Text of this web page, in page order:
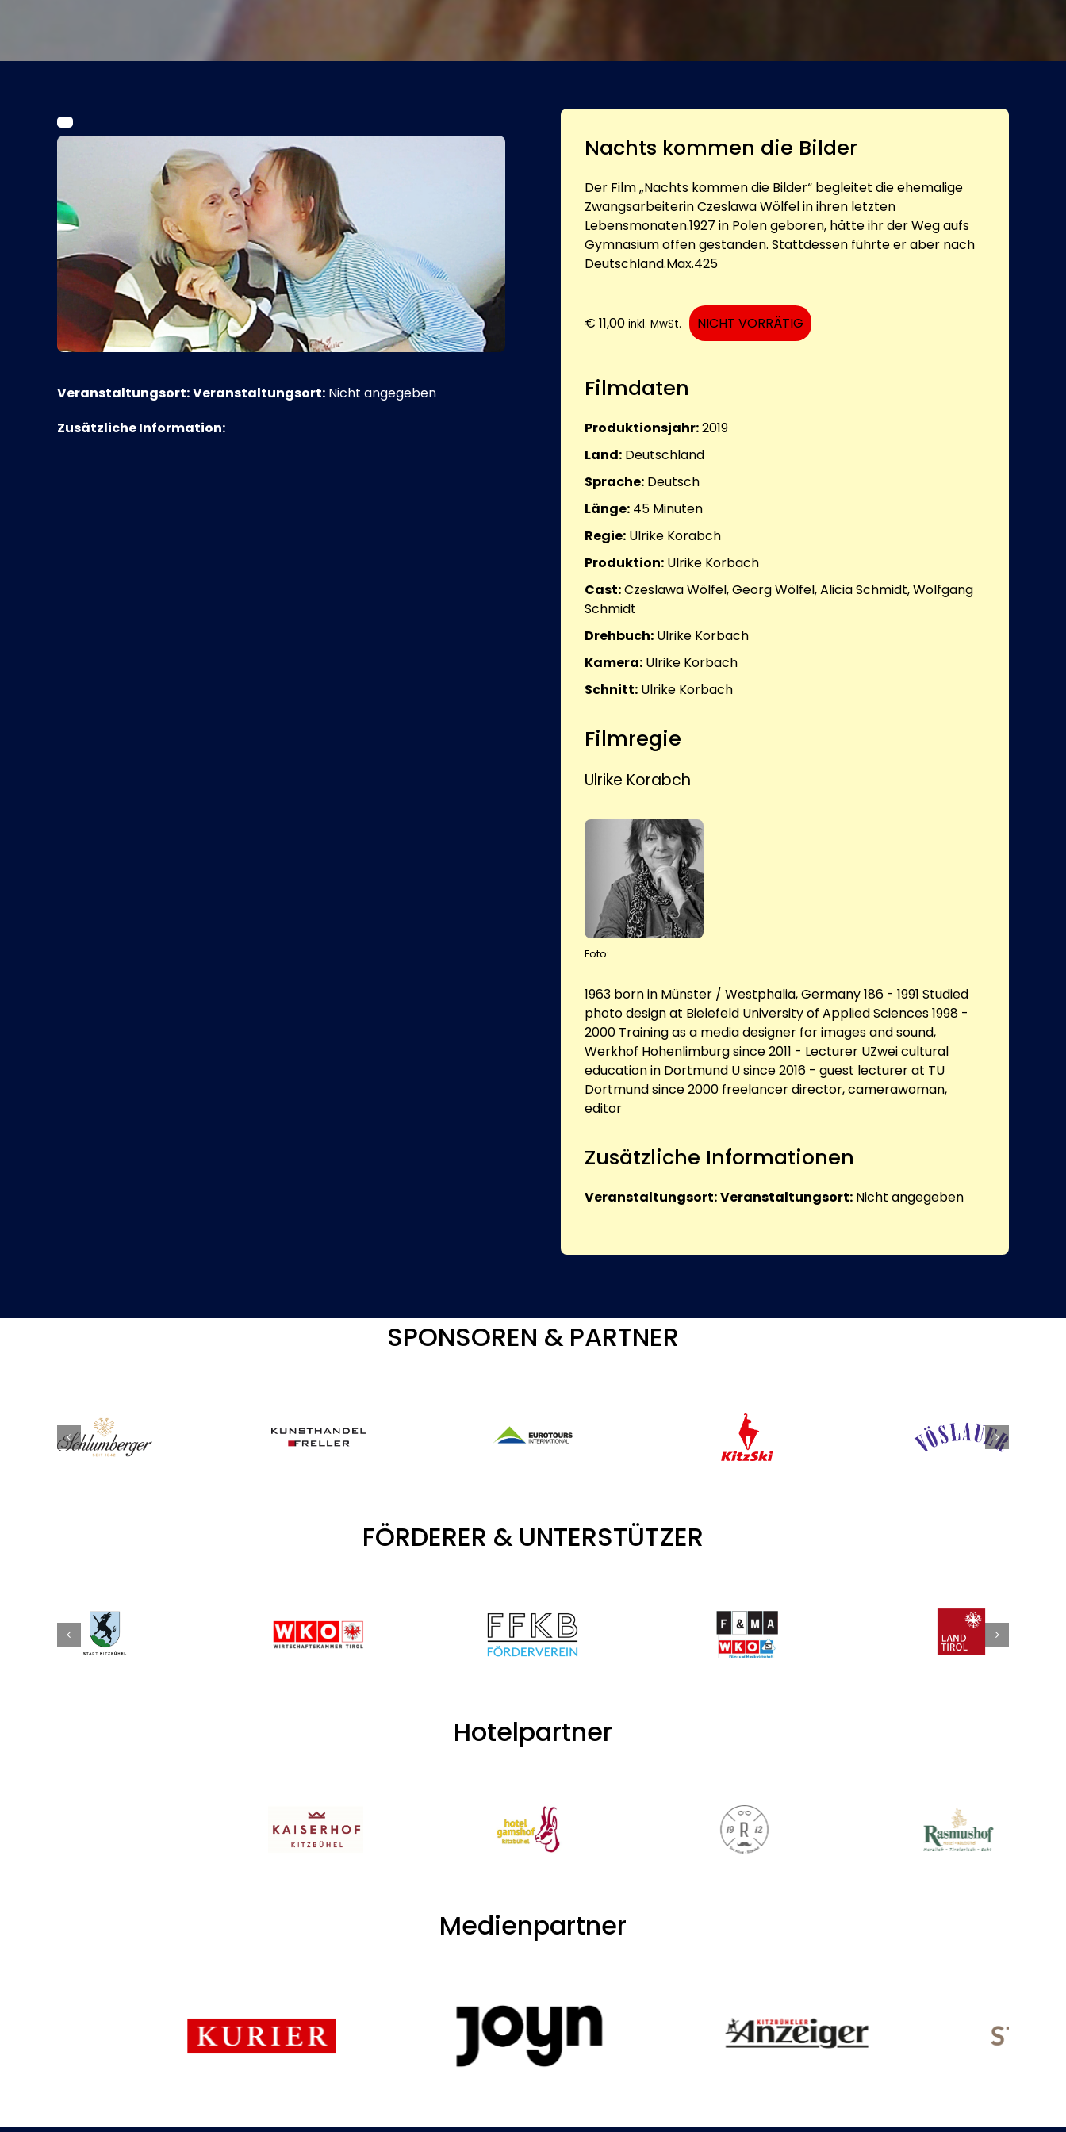
Veranstaltungsort:Veranstaltungsort: Nicht angegeben
Zusätzliche Information:
Nachts kommen die Bilder
Der Film „Nachts kommen die Bilder“ begleitet die ehemalige
Zwangsarbeiterin Czeslawa Wölfel in ihren letzten
Lebensmonaten.1927 in Polen geboren, hätte ihr der Weg aufs
Gymnasium offen gestanden. Stattdessen führte er aber nach
Deutschland.Max.425
€ 11,00 inkl. MwSt. NICHT VORRÄTIG
Filmdaten
Produktionsjahr:2019
Land: Deutschland
Sprache: Deutsch
Länge: 45 Minuten
Regie: Ulrike Korabch
Produktion: Ulrike Korbach
Cast:Czeslawa Wölfel, Georg Wölfel, Alicia Schmidt, Wolfgang
Schmidt
Drehbuch: Ulrike Korbach
Kamera: Ulrike Korbach
Schnitt: Ulrike Korbach
Filmregie
Ulrike Korabch
Foto:
1963 born in Münster / Westphalia, Germany 186 - 1991 Studied
photo design at Bielefeld University of Applied Sciences 1998 -
2000 Training as a media designer for images and sound,
Werkhof Hohenlimburg since 2011 - Lecturer UZwei cultural
education in Dortmund U since 2016 - guest lecturer at TU
Dortmund since 2000 freelancer director, camerawoman,
editor
Zusätzliche Informationen
Veranstaltungsort:Veranstaltungsort: Nicht angegeben
SPONSOREN & PARTNER
FÖRDERER & UNTERSTÜTZER
Hotelpartner
Medienpartner